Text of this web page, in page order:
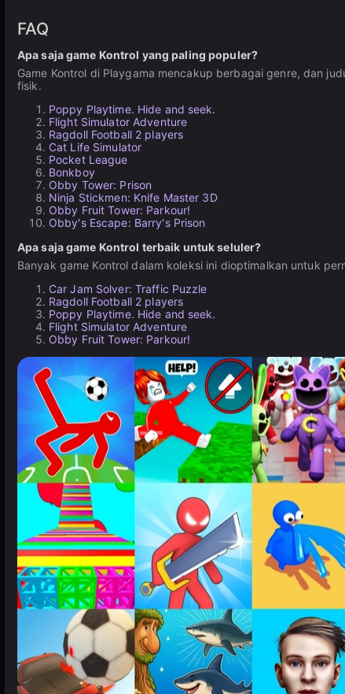
FAQ
Apa saja game Kontrol yang paling populer?
Game Kontrol di Playgama mencakup berbagai genre, dan
fisik.
Poppy Playtime. Hide and seek.
Flight Simulator Adventure
Ragdoll Football 2 players
Cat Life Simulator
Pocket League
Bonkboy
Obby Tower: Prison
Ninja Stickmen: Knife Master 3D
Obby Fruit Tower: Parkour!
Obby's Escape: Barry's Prison
Apa saja game Kontrol terbaik untuk seluler?
Banyak game Kontrol dalam koleksi ini dioptimalkan untuk
Car Jam Solver: Traffic Puzzle
Ragdoll Football 2 players
Poppy Playtime. Hide and seek.
Flight Simulator Adventure
Obby Fruit Tower: Parkour!